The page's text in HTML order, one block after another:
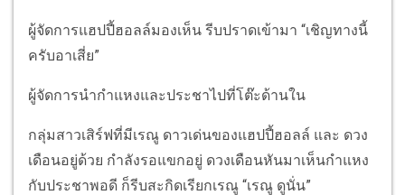
ผู้จัดการแฮปปี้ฮอลล์มองเห็น รีบปราดเข้ามา “เชิญทางนี้
ครับอาเสี่ย”
ผู้จัดการนำกำแหงและประชาไปที่โต๊ะด้านใน
กลุ่มสาวเสิร์ฟที่มีเรณู ดาวเด่นของแฮปปี้ฮอลล์ และ ดวง
เดือนอยู่ด้วย กำลังรอแขกอยู่ ดวงเดือนหันมาเห็นกำแหง
กับประชาพอดี ก็รีบสะกิดเรียกเรณู “เรณู ดูนั่น”